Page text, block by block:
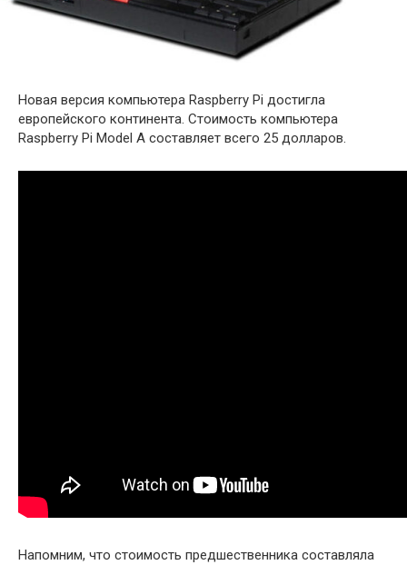
Новая версия компьютера Raspberry Pi достигла
европейского континента. Стоимость компьютера
Raspberry Pi Model A составляет всего 25 долларов.
Напомним, что стоимость предшественника составляла